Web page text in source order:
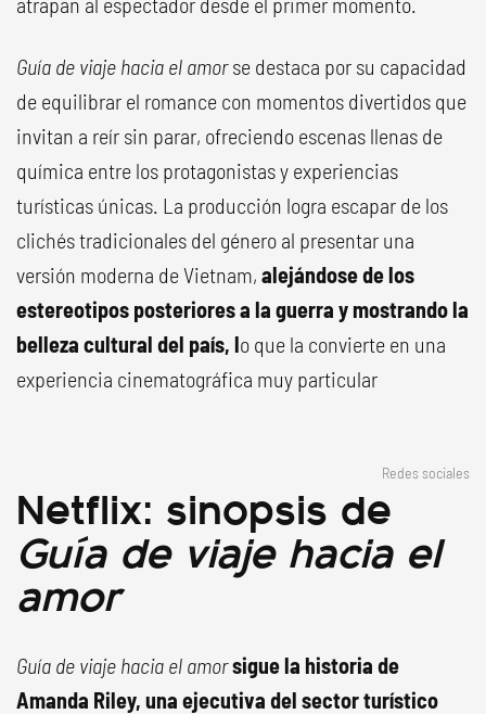
Guía de viaje hacia el amorse destaca por su capacidad
de equilibrar el romance con momentos divertidos que
invitan a reír sin parar, ofreciendo escenas llenas de
química entre los protagonistas y experiencias
turísticas únicas. La producción logra escapar de los
clichés tradicionales del género al presentar una
versión moderna de Vietnam, alejándose de los
estereotipos posteriores a la guerra y mostrando la
belleza cultural del país, lo que la convierte en una
experiencia cinematográfica muy particular
Redes sociales
Netflix: sinopsis de
Guía de viaje hacia el
amor
Guía de viaje hacia el amorsigue la historia de
Amanda Riley, una ejecutiva del sector turístico